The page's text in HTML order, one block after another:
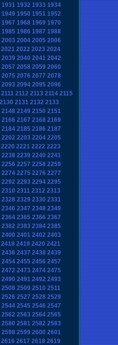
1931 1932 1933 1934
1949 1950 1951 1952
1967 1968 1969 1970
1985 1986 1987 1988
2003 2004 2005 2006
2021 2022 2023 2024
2039 2040 2041 2042
2057 2058 2059 2060
2075 2076 2077 2078
2093 2094 2095 2096
2111 2112 2113 2114 2115
2130 2131 2132 2133
2148 2149 2150 2151
2166 2167 2168 2169
2184 2185 2186 2187
2202 2203 2204 2205
2220 2221 2222 2223
2238 2239 2240 2241
2256 2257 2258 2259
2274 2275 2276 2277
2292 2293 2294 2295
2310 2311 2312 2313
2328 2329 2330 2331
2346 2347 2348 2349
2364 2365 2366 2367
2382 2383 2384 2385
2400 2401 2402 2403
2418 2419 2420 2421
2436 2437 2438 2439
2454 2455 2456 2457
2472 2473 2474 2475
2490 2491 2492 2493
2508 2509 2510 2511
2526 2527 2528 2529
2544 2545 2546 2547
2562 2563 2564 2565
2580 2581 2582 2583
2598 2599 2600 2601
2616 2617 2618 2619